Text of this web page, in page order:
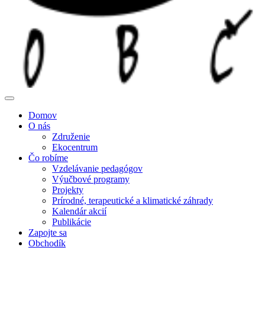
Domov
O nás
Združenie
Ekocentrum
Čo robíme
Vzdelávanie pedagógov
Výučbové programy
Projekty
Prírodné, terapeutické a klimatické záhrady
Kalendár akcií
Publikácie
Zapojte sa
Obchodík